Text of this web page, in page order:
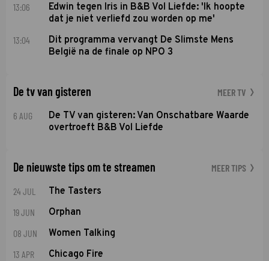
13:06
Edwin tegen Iris in B&B Vol Liefde: 'Ik hoopte
dat je niet verliefd zou worden op me'
13:04
Dit programma vervangt De Slimste Mens
België na de finale op NPO 3
De tv van gisteren MEER TV
6 AUG
De TV van gisteren: Van Onschatbare Waarde
overtroeft B&B Vol Liefde
De nieuwste tips om te streamen MEER TIPS
24 JUL The Tasters
19 JUN Orphan
08 JUN Women Talking
13 APR Chicago Fire